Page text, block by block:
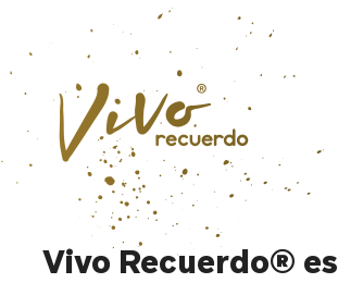
Vivo Recuerdo® es